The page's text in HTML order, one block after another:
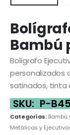
Bambú
Bolígrafo
personalizados
satinados, tinta
SKU: P-B45
Categorías: Bambú
Metálicos y